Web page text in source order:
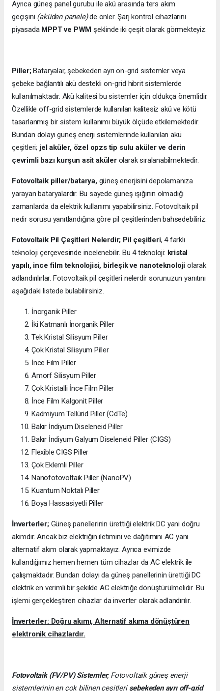
Ayrıca güneş panel gurubu ile akü arasında ters akım
geçişini (aküden panele)de önler. Şarj kontrol cihazlarını
piyasada MPPT ve PWM şeklinde iki çeşit olarak görmekteyiz.
Piller;Bataryalar, şebekeden ayrı on-grid sistemler veya
şebeke bağlantılı akü destekli on-grid hibrit sistemlerde
kullanılmaktadır. Akü kalitesi bu sistemler için oldukça önemlidir.
Özellikle off-grid sistemlerde kullanılan kalitesiz akü ve kötü
tasarlanmış bir sistem kullanımı büyük ölçüde etkilemektedir.
Bundan dolayı güneş enerji sistemlerinde kullanılan akü
çeşitleri; jel aküler, özel opzs tip sulu aküler ve derin
çevrimli bazı kurşun asit akülerolarak sıralanabilmektedir.
Fotovoltaik piller/batarya,güneş enerjisini depolamanıza
yarayan bataryalardır. Bu sayede güneş ışığının olmadığı
zamanlarda da elektrik kullanımı yapabilirsiniz. Fotovoltaik pil
nedir sorusu yanıtlandığına göre pil çeşitlerinden bahsedebiliriz.
Fotovoltaik Pil Çeşitleri Nelerdir; Pil çeşitleri, 4 farklı
teknoloji çerçevesinde incelenebilir. Bu 4 teknoloji: kristal
yapılı, ince film teknolojisi, birleşik ve nanoteknoloji olarak
adlandırılırlar. Fotovoltaik pil çeşitleri nelerdir sorunuzun yanıtını
aşağıdaki listede bulabilirsiniz.
İnorganik Piller
İki Katmanlı İnorganik Piller
Tek Kristal Silisyum Piller
Çok Kristal Silisyum Piller
İnce Film Piller
Amorf Silisyum Piller
Çok Kristalli İnce Film Piller
İnce Film Kalgonit Piller
Kadmiyum Tellürid Piller (CdTe)
Bakır İndiyum Diseleneid Piller
Bakır İndiyum Galyum Diseleneid Piller (CIGS)
Flexible CIGS Piller
Çok Eklemli Piller
Nanofotovoltaik Piller (NanoPV)
Kuantum Noktalı Piller
Boya Hassasiyetli Piller
İnverterler;Güneş panellerinin ürettiği elektrik DC yani doğru
akımdır. Ancak biz elektriğin iletimini ve dağıtımını AC yani
alternatif akım olarak yapmaktayız. Ayrıca evimizde
kullandığımız hemen hemen tüm cihazlar da AC elektrik ile
çalışmaktadır. Bundan dolayı da güneş panellerinin ürettiği DC
elektrik en verimli bir şekilde AC elektriğe dönüştürülmelidir. Bu
işlemi gerçekleştiren cihazlar da inverter olarak adlandırılır.
İnverterler: Doğru akımı, Alternatif akıma dönüştüren
elektronik cihazlardır.
Fotovoltaik (FV/PV) Sistemler; Fotovoltaik güneş enerji
sistemlerinin en çok bilinen çeşitleri şebekeden ayrı off-grid